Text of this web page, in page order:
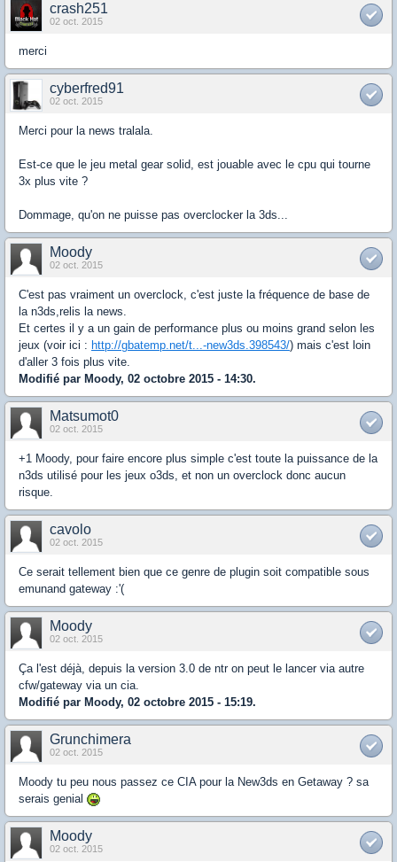
crash251
02 oct. 2015
merci
cyberfred91
02 oct. 2015
Merci pour la news tralala.
Est-ce que le jeu metal gear solid, est jouable avec le cpu qui tourne
3x plus vite ?
Dommage, qu'on ne puisse pas overclocker la 3ds...
Moody
02 oct. 2015
C'est pas vraiment un overclock, c'est juste la fréquence de base de
la n3ds,relis la news.
Et certes il y a un gain de performance plus ou moins grand selon les
jeux (voir ici : http://gbatemp.net/t...-new3ds.398543/) mais c'est loin
d'aller 3 fois plus vite.
Modifié par Moody, 02 octobre 2015 - 14:30.
Matsumot0
02 oct. 2015
+1 Moody, pour faire encore plus simple c'est toute la puissance de la
n3ds utilisé pour les jeux o3ds, et non un overclock donc aucun
risque.
cavolo
02 oct. 2015
Ce serait tellement bien que ce genre de plugin soit compatible sous
emunand gateway :'(
Moody
02 oct. 2015
Ça l'est déjà, depuis la version 3.0 de ntr on peut le lancer via autre
cfw/gateway via un cia.
Modifié par Moody, 02 octobre 2015 - 15:19.
Grunchimera
02 oct. 2015
Moody tu peu nous passez ce CIA pour la New3ds en Getaway ? sa
serais genial
Moody
02 oct. 2015